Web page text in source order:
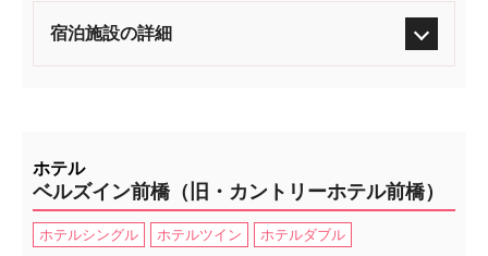
宿泊施設の詳細
ホテル
ベルズイン前橋（旧・カントリーホテル前橋）
ホテルシングル ホテルツイン ホテルダブル